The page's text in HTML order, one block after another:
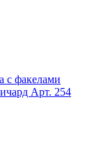
Арт. 254